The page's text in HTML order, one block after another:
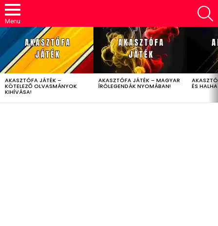
Menu
LATEST
STORIES
AKASZTÓFA JÁTÉK –
KÖTELEZŐ OLVASMÁNYOK
KIHÍVÁSA!
AKASZTÓFA JÁTÉK – MAGYAR
ÍRÓLEGENDÁK NYOMÁBAN! ÉS